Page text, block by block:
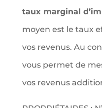
taux marginal
moyen est le taux
vos revenus. Au
vous permet de
vos revenus